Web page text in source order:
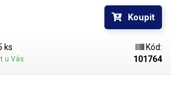
prodlužovací 6mm hadička, na jejímž
konektor pro snadné
lze zaměnit za delší dle potřeby (6mm
duralového víka je také těsnící kroužek.
na sobě vroubkování pro jeho těsnější
dodávky. Výrobek není sterilní.
Koupit
ks
u Vás
Kód:
101764